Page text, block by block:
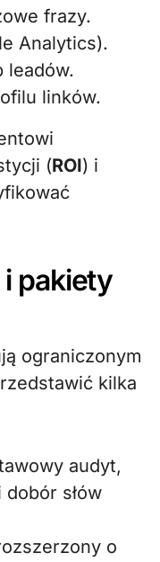
frazy.
Analytics).
leadów.
linków.
(ROI) i
pakiety
ograniczonym
kilka
audyt,
słów
o